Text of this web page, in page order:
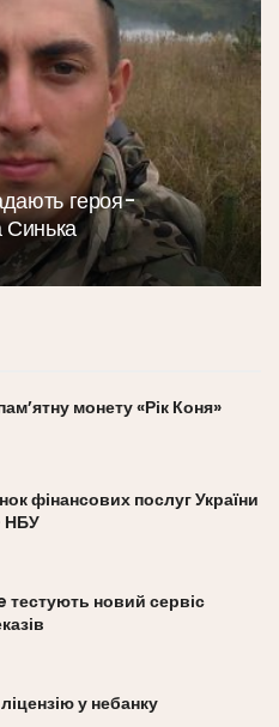
героя-
Синька
монету «Рік Коня»
фінансових послуг України
НБУ
тестують новий сервіс
у небанку